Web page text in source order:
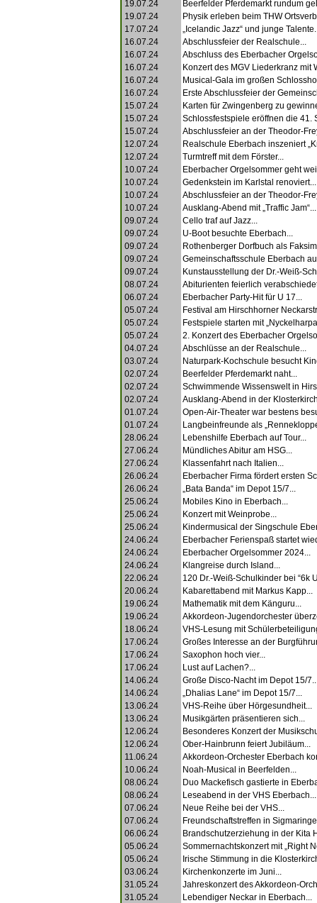
19.07.24
Beerfelder Pferdemarkt rundum
19.07.24
Physik erleben beim THW
17.07.24
„Icelandic Jazz“ und junge
16.07.24
Abschlussfeier der Realschule...
16.07.24
Abschluss des Eberbacher
16.07.24
Konzert des MGV Liederkranz mit
16.07.24
Musical-Gala im großen
16.07.24
Erste Abschlussfeier der
15.07.24
Karten für Zwingenberg zu
15.07.24
Schlossfestspiele eröffnen die 41.
15.07.24
Abschlussfeier an der Theodor-
12.07.24
Realschule Eberbach inszeniert
12.07.24
Turmtreff mit dem Förster...
10.07.24
Eberbacher Orgelsommer geht
10.07.24
Gedenkstein im Karlstal renoviert...
10.07.24
Abschlussfeier an der Theodor-
10.07.24
Ausklang-Abend mit „Traffic Jam“...
09.07.24
Cello traf auf Jazz...
09.07.24
U-Boot besuchte Eberbach...
09.07.24
Rothenberger Dorfbuch als
09.07.24
Gemeinschaftsschule Eberbach
09.07.24
Kunstausstellung der Dr.-Weiß-
08.07.24
Abiturienten feierlich
06.07.24
Eberbacher Party-Hit für U 17...
05.07.24
Festival am Hirschhorner
05.07.24
Festspiele starten mit
05.07.24
2. Konzert des Eberbacher
04.07.24
Abschlüsse an der Realschule...
03.07.24
Naturpark-Kochschule besucht
02.07.24
Beerfelder Pferdemarkt naht...
02.07.24
Schwimmende Wissenswelt in
02.07.24
Ausklang-Abend in der
01.07.24
Open-Air-Theater war bestens
01.07.24
Langbeinfreunde als
28.06.24
Lebenshilfe Eberbach auf Tour...
27.06.24
Mündliches Abitur am HSG...
27.06.24
Klassenfahrt nach Italien...
26.06.24
Eberbacher Firma fördert ersten
26.06.24
„Bata Banda“ im Depot 15/7...
25.06.24
Mobiles Kino in Eberbach...
25.06.24
Konzert mit Weinprobe...
25.06.24
Kindermusical der Singschule
24.06.24
Eberbacher Ferienspaß startet
24.06.24
Eberbacher Orgelsommer 2024...
24.06.24
Klangreise durch Island...
22.06.24
120 Dr.-Weiß-Schulkinder bei “6k
20.06.24
Kabarettabend mit Markus Kapp...
19.06.24
Mathematik mit dem Känguru...
19.06.24
Akkordeon-Jugendorchester
18.06.24
VHS-Lesung mit
17.06.24
Großes Interesse an der
17.06.24
Saxophon hoch vier...
17.06.24
Lust auf Lachen?...
14.06.24
Große Disco-Nacht im Depot 15/
14.06.24
„Dhalias Lane“ im Depot 15/7...
13.06.24
VHS-Reihe über Hörgesundheit...
13.06.24
Musikgärten präsentieren sich...
12.06.24
Besonderes Konzert der
12.06.24
Ober-Hainbrunn feiert Jubiläum...
11.06.24
Akkordeon-Orchester Eberbach
10.06.24
Noah-Musical in Beerfelden...
08.06.24
Duo Mackefisch gastierte in
08.06.24
Leseabend in der VHS Eberbach...
07.06.24
Neue Reihe bei der VHS...
07.06.24
Freundschaftstreffen in
06.06.24
Brandschutzerziehung in der Kita
05.06.24
Sommernachtskonzert mit „Right
05.06.24
Irische Stimmung in die
03.06.24
Kirchenkonzerte im Juni...
31.05.24
Jahreskonzert des Akkordeon-
31.05.24
Lebendiger Neckar in Eberbach...